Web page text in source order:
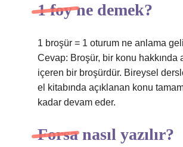
1 foy ne demek?
1 broşür = 1 oturum ne anlama
Cevap: Broşür, bir konu hakkında
içeren bir broşürdür. Bireysel
el kitabında açıklanan konu
kadar devam eder.
Forsa nasıl yazılır?